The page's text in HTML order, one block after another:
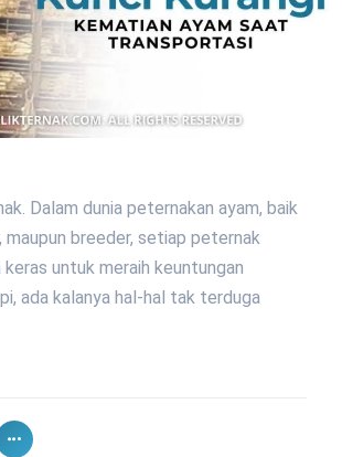
Dalam dunia peternakan ayam, baik
maupun breeder, setiap peternak
untuk meraih keuntungan
ada kalanya hal-hal tak terduga